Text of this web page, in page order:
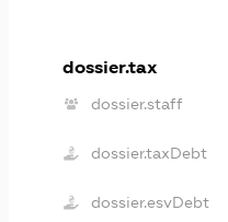
dossier.tax
dossier.staff
dossier.taxDebt
dossier.esvDebt